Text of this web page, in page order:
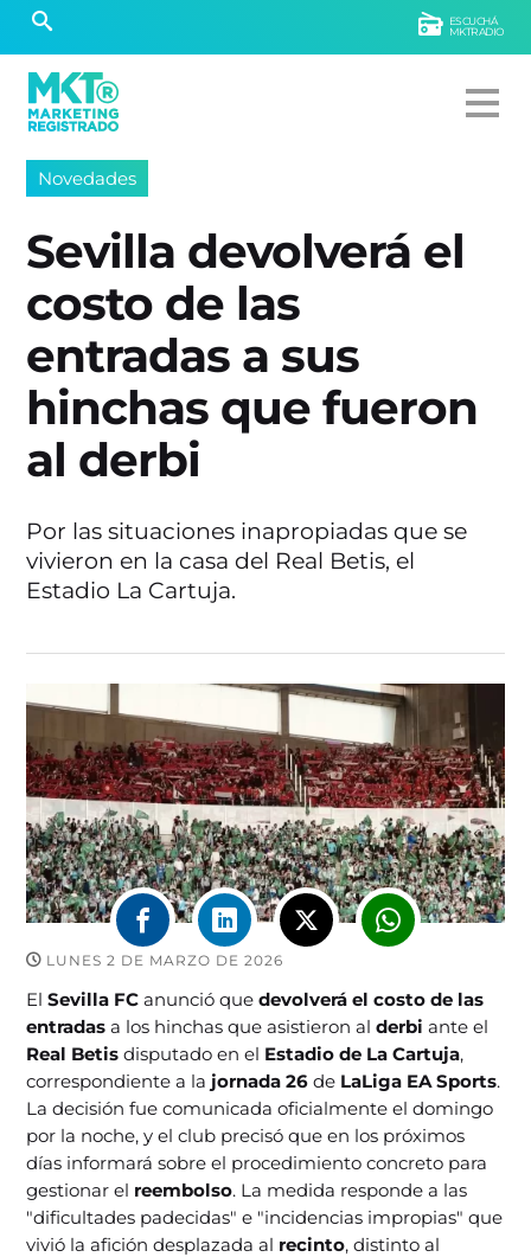
ESCUCHÁ
MKTRADIO
Novedades
Sevilla devolverá el
costo de las
entradas a sus
hinchas que fueron
al derbi
Por las situaciones inapropiadas que se
vivieron en la casa del Real Betis, el
Estadio La Cartuja.
LUNES 2 DE MARZO DE 2026
ElSevilla FC anunció quedevolverá el costo de las
entradas a los hinchas que asistieron alderbi ante el
Real Betis disputado en el Estadio de La Cartuja,
correspondiente a la jornada 26 de LaLiga EA Sports.
La decisión fue comunicada oficialmente el domingo
por la noche, y el club precisó que en los próximos
días informará sobre el procedimiento concreto para
gestionar el reembolso. La medida responde a las
"dificultades padecidas" e "incidencias impropias" que
vivió la afición desplazada al recinto, distinto al